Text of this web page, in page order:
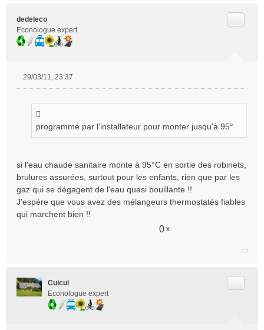
dedeleco
Econologue expert
o
n
l
u
29/03/11, 23:37
programmé par l'installateur pour monter jusqu'à 95°
si l'eau chaude sanitaire monte à 95°C en sortie des robinets,
brulures assurées, surtout pour les enfants, rien que par les
gaz qui se dégagent de l'eau quasi bouillante !!
J'espère que vous avez des mélangeurs thermostatés fiables
qui marchent bien !!
0 x
Cuicui
Econologue expert